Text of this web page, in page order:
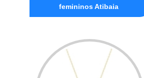
femininos Atibaia